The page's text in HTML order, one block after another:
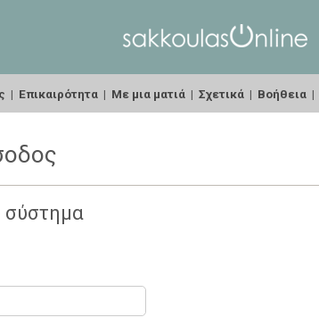
| Επικαιρότητα | Με μια ματιά | Σχετικά | Βοήθεια |
σύστημα